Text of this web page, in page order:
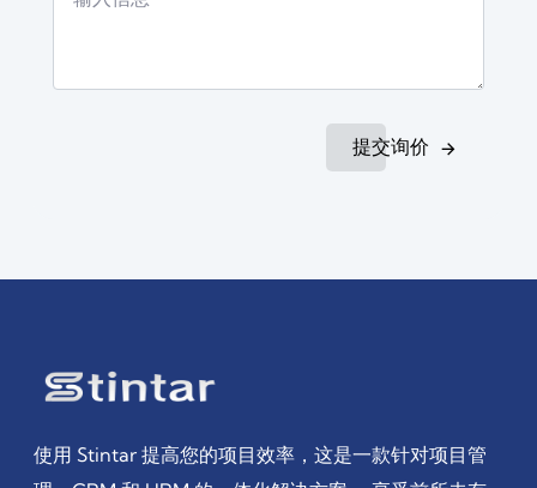
提交询价
使用 Stintar 提高您的项目效率，这是一款针对项目管